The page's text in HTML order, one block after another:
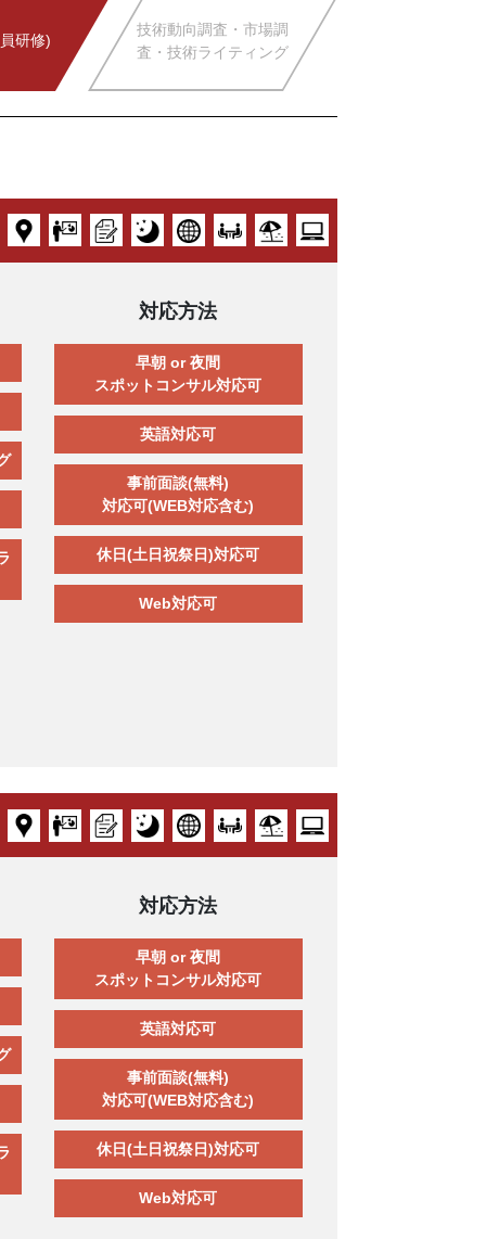
研修)
技術動向調査・市場調
査・技術ライティング
対応方法
早朝 or 夜間
スポットコンサル対応可
英語対応可
事前面談(無料)
対応可(WEB対応含む)
休日(土日祝祭日)対応可
Web対応可
対応方法
早朝 or 夜間
スポットコンサル対応可
英語対応可
事前面談(無料)
対応可(WEB対応含む)
休日(土日祝祭日)対応可
Web対応可